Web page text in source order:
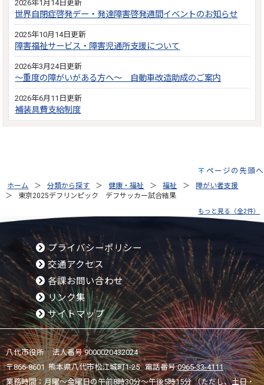
2026年1月14日更新
世界自閉症啓発デー・発達障害啓発週間イベントのお知らせ
2025年10月14日更新
障害福祉サービス・障害児通所支援について
2026年3月24日更新
～重度の障がいがある方へ～ 自動車改造助成のご案内
2026年6月11日更新
補装具費支給制度
ページの先頭へ
ホーム 分類から探す 健康・福祉 福祉
障がい者支援
東京2025デフリンピック デフサッカー試合結果
もっと見る（全2件）
プライバシーポリシー
交通アクセス
各課お問い合わせ
リンク集
サイトマップ
八代市役所 法人番号 9000020432024
〒866-8601 熊本県八代市松江城町1-25 電話番号:0965-33-4111
業務時間：月曜～金曜日の午前8時30分～午後5時15分 （ただし、土日・